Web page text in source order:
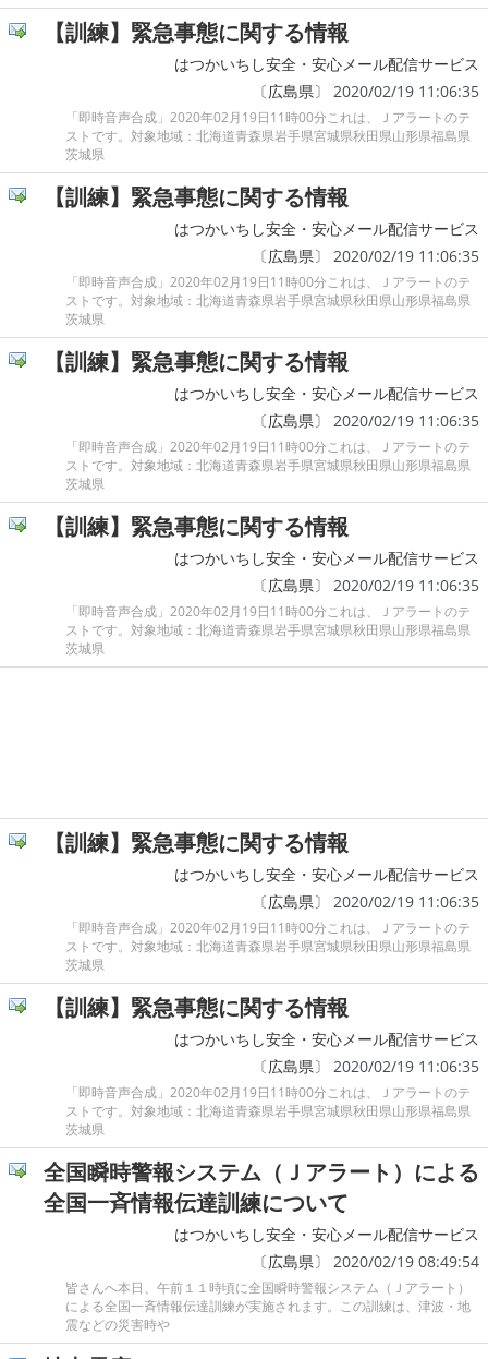
【訓練】緊急事態に関する情報
はつかいちし安全・安心メール配信サービス
〔広島県〕 2020/02/19 11:06:35
「即時音声合成」2020年02月19日11時00分これは、Ｊアラートのテ
ストです。対象地域：北海道青森県岩手県宮城県秋田県山形県福島県
茨城県
【訓練】緊急事態に関する情報
はつかいちし安全・安心メール配信サービス
〔広島県〕 2020/02/19 11:06:35
「即時音声合成」2020年02月19日11時00分これは、Ｊアラートのテ
ストです。対象地域：北海道青森県岩手県宮城県秋田県山形県福島県
茨城県
【訓練】緊急事態に関する情報
はつかいちし安全・安心メール配信サービス
〔広島県〕 2020/02/19 11:06:35
「即時音声合成」2020年02月19日11時00分これは、Ｊアラートのテ
ストです。対象地域：北海道青森県岩手県宮城県秋田県山形県福島県
茨城県
【訓練】緊急事態に関する情報
はつかいちし安全・安心メール配信サービス
〔広島県〕 2020/02/19 11:06:35
「即時音声合成」2020年02月19日11時00分これは、Ｊアラートのテ
ストです。対象地域：北海道青森県岩手県宮城県秋田県山形県福島県
茨城県
【訓練】緊急事態に関する情報
はつかいちし安全・安心メール配信サービス
〔広島県〕 2020/02/19 11:06:35
「即時音声合成」2020年02月19日11時00分これは、Ｊアラートのテ
ストです。対象地域：北海道青森県岩手県宮城県秋田県山形県福島県
茨城県
【訓練】緊急事態に関する情報
はつかいちし安全・安心メール配信サービス
〔広島県〕 2020/02/19 11:06:35
「即時音声合成」2020年02月19日11時00分これは、Ｊアラートのテ
ストです。対象地域：北海道青森県岩手県宮城県秋田県山形県福島県
茨城県
全国瞬時警報システム（Ｊアラート）による
全国一斉情報伝達訓練について
はつかいちし安全・安心メール配信サービス
〔広島県〕 2020/02/19 08:49:54
皆さんへ本日、午前１１時頃に全国瞬時警報システム（Ｊアラート）
による全国一斉情報伝達訓練が実施されます。この訓練は、津波・地
震などの災害時や